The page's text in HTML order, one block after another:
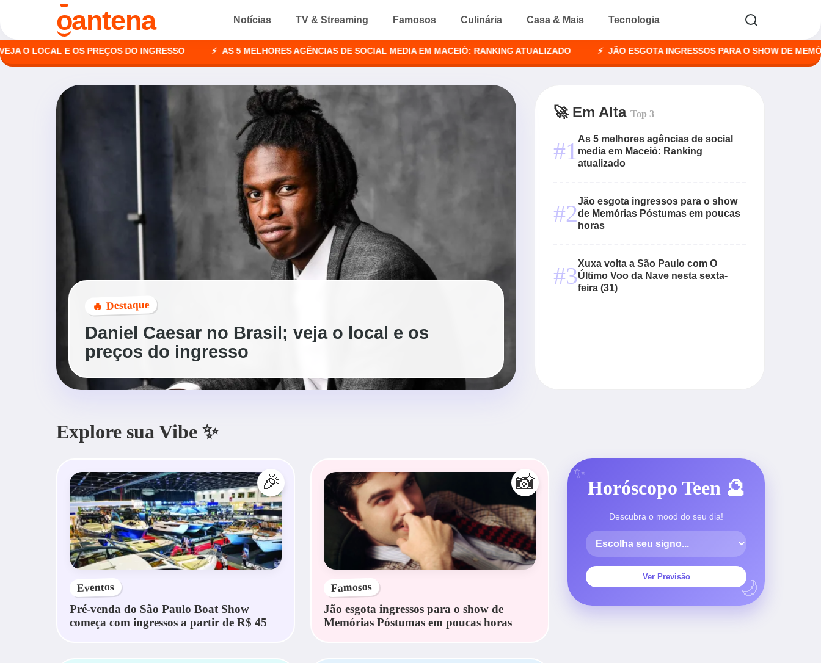
oantena Notícias TV & Streaming Famosos Culinária Casa & Mais Tecnologia
E OS PREÇOS DO INGRESSO AS 5 MELHORES AGÊNCIAS DE SOCIAL MEDIA EM MACEIÓ: RANKING ATUALIZADO JÃO ESGOTA INGRESSOS PARA O SHOW DE MEMÓRIAS
🔥 Destaque
Daniel Caesar no Brasil; veja o local e os
preços do ingresso
🚀 Em AltaTop 3
#1As 5 melhores agências de social
media em Maceió: Ranking
atualizado
#2Jão esgota ingressos para o show
de Memórias Póstumas em poucas
horas
#3Xuxa volta a São Paulo com O
Último Voo da Nave nesta sexta-
feira (31)
Explore sua Vibe ✨
🎉
Eventos
Pré-venda do São Paulo Boat Show
começa com ingressos a partir de R$ 45
📸
Famosos
Jão esgota ingressos para o show de
Memórias Póstumas em poucas horas
Horóscopo Teen 🔮
Descubra o mood do seu dia!
Ver Previsão